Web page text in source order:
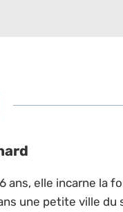
elle incarne la
une petite ville du